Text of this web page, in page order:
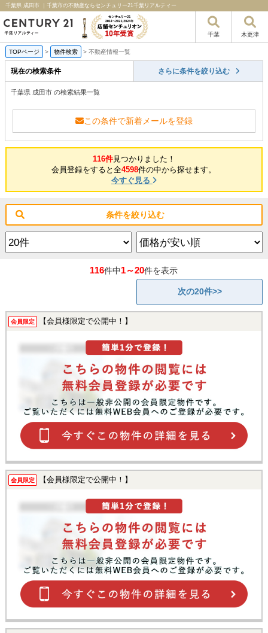
千葉県 成田市 ｜千葉市の不動産ならセンチュリー21千葉リアルティー
千葉 木更津
TOPページ > 物件検索 > 不動産情報一覧
現在の検索条件 さらに条件を絞り込む
千葉県 成田市 の検索結果一覧
この条件で新着メールを登録
116件見つかりました！
会員登録をすると全4598件の中から探せます。
今すぐ見る
条件を絞り込む
116件中1～20件を表示
次の20件>>
会員限定 【会員様限定で公開中！】
会員限定 【会員様限定で公開中！】